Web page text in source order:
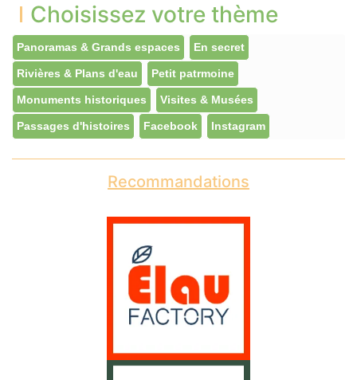
Choisissez votre thème
Panoramas & Grands espaces En secret
Rivières & Plans d'eau Petit patrmoine
Monuments historiques Visites & Musées
Passages d'histoires Facebook Instagram
Recommandations